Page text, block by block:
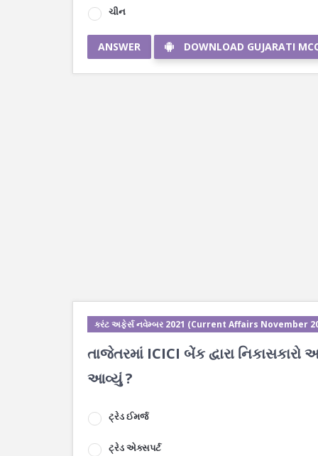
ચીન
ANSWER DOWNLOAD GUJARATI
કરંટ અફેર્સ નવેમ્બર 2021 (Current Affairs November
તાજેતરમાં ICICI બેંક દ્વારા
આવ્યું ?
ટ્રેડ ઈમર્જ
ટ્રેડ એક્સપર્ટ